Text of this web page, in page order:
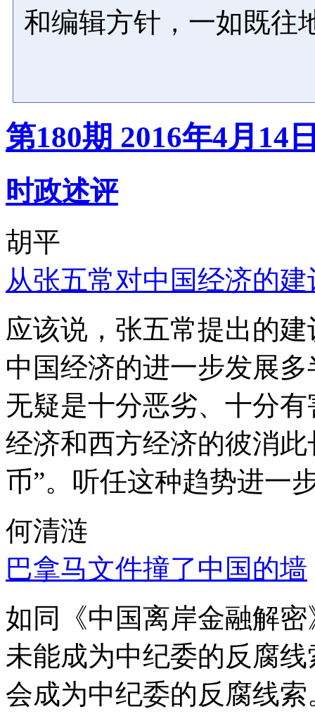
和编辑方针，一如既往
第180期 2016年4月14
时政述评
胡平
从张五常对中国经济的
应该说，张五常提出的
中国经济的进一步发展
无疑是十分恶劣、十分
经济和西方经济的彼消
币”。听任这种趋势进一
何清涟
巴拿马文件撞了中国的墙
如同《中国离岸金融解
未能成为中纪委的反腐
会成为中纪委的反腐线